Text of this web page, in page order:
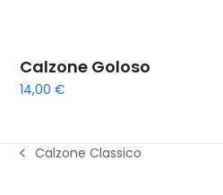
Calzone Goloso
14,00€
previous
Calzone Classico